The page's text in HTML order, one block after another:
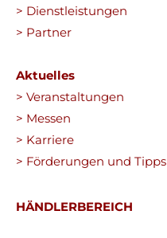
> Dienstleistungen
> Partner
Aktuelles
> Veranstaltungen
> Messen
> Karriere
> Förderungen und Tipps
HÄNDLERBEREICH